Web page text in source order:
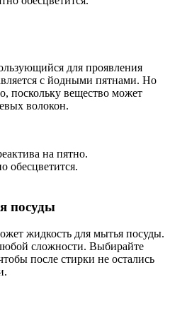
для проявления
с йодными пятнами. Но
поскольку вещество может
волокон.
на пятно.
обесцветится.
посуды
жидкость для мытья посуды.
сложности. Выбирайте
после стирки не остались